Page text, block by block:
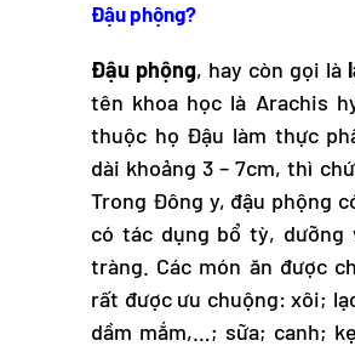
Đậu phộng?
Đậu phộng, hay còn gọi là
tên khoa học là Arachis
thuộc họ Đậu làm thực
dài khoảng 3 – 7cm, thì
Trong Đông y, đậu phộng
có tác dụng bổ tỳ, dưỡng
tràng. Các món ăn được
rất được ưu chuộng: xôi;
dầm mắm,…; sữa; canh;